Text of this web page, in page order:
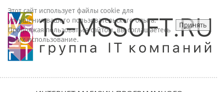
Этот сайт использует файлы cookie для
улучшения вашего пользовательского опыта.
Продолжая пользоваться сайтом, вы соглашаетесь
на их использование.
Принять